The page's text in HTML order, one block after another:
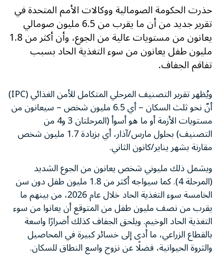
حذرت الحكومة الصومالية ووكالات الأمم المتحدة في
تقرير جديد من أن ما يقرب من 6.5 مليون صومالي
يعانون من مستويات عالية من الجوع، وأن أكثر من 1.8
مليون طفل يعانون من سوء التغذية الحاد بسبب
تفاقم الجفاف.
ويُظهر تقرير التصنيف المرحلي المتكامل للأمن الغذائي (IPC)
أنّ نحو ثلث السكان – أي 6.5 مليون شخص – سيعانون من
مستويات الأزمة أو ما هو أسوأ (المرحلتان 3 و4 من
التصنيف) بحلول مارس/آذار، أي بزيادة 1.7 مليون شخص
مقارنة بشهر يناير/كانون الثاني.
ويشمل ذلك مليوني شخص يعانون من الجوع الشديد
(المرحلة 4). كما سيواجه أكثر من 1.8 مليون طفل دون سن
الخامسة سوء التغذية الحاد خلال عام 2026، من بينهم ما
يقرب من نصف مليون طفل من المتوقع أن يعانوا من سوء
التغذية الحاد الوخيم. ويلحق الجفاف كذلك أضرارًا واسعة
بالقطاع الزراعي، ما أدى إلى خسائر كبيرة في المحاصيل
والثروة الحيوانية، فضلًا عن نزوح واسع النطاق للسكان.